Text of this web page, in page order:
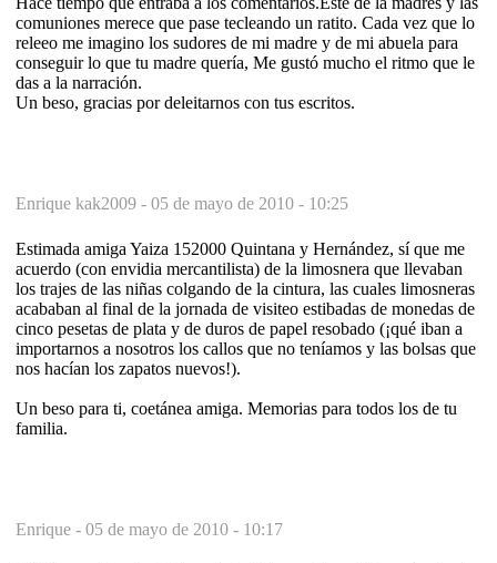
comuniones merece que pase tecleando un ratito. Cada vez que lo
releeo me imagino los sudores de mi madre y de mi abuela para
conseguir lo que tu madre quería, Me gustó mucho el ritmo que le
das a la narración.
Un beso, gracias por deleitarnos con tus escritos.
Enrique kak2009 - 05 de mayo de 2010 - 10:25
Estimada amiga Yaiza 152000 Quintana y Hernández, sí que me
acuerdo (con envidia mercantilista) de la limosnera que llevaban
los trajes de las niñas colgando de la cintura, las cuales limosneras
acababan al final de la jornada de visiteo estibadas de monedas de
cinco pesetas de plata y de duros de papel resobado (¡qué iban a
importarnos a nosotros los callos que no teníamos y las bolsas que
nos hacían los zapatos nuevos!).
Un beso para ti, coetánea amiga. Memorias para todos los de tu
familia.
Enrique - 05 de mayo de 2010 - 10:17